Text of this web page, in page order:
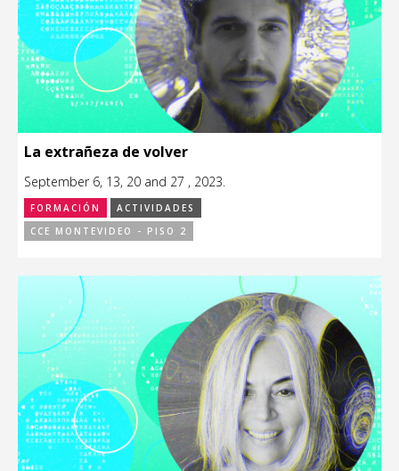
La extrañeza de volver
September 6, 13, 20 and 27 , 2023.
FORMACIÓN
ACTIVIDADES
CCE MONTEVIDEO - PISO 2